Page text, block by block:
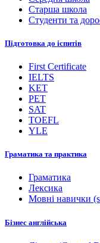
Старша школа
Студенти та
Підготовка до іспитів
First Certificate
IELTS
KET
PET
SAT
TOEFL
YLE
Граматика та практика
Граматика
Лексика
Мовні навички
Бізнес англійська